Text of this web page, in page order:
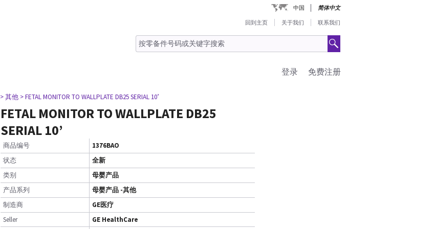
中国 简体中文
回到主页 关于我们 联系我们
免费注册
登录
> 其他 > FETAL MONITOR TO WALLPLATE DB25 SERIAL 10’
FETAL MONITOR TO WALLPLATE DB25
SERIAL 10’
商品编号
1376BAO
状态
全新
类别
母婴产品
产品系列
母婴产品 -其他
制造商
GE医疗
Seller
GE HealthCare